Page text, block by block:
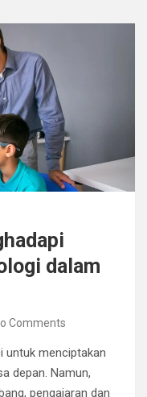
dalam
Comments
untuk menciptakan
depan. Namun,
pengajaran dan